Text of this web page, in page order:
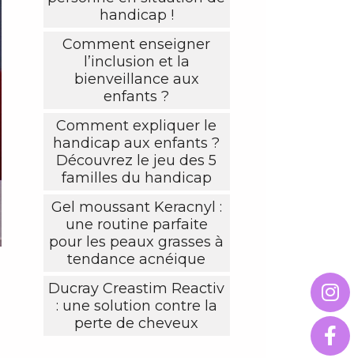
handicap !
Comment enseigner
l’inclusion et la
bienveillance aux
enfants ?
Comment expliquer le
handicap aux enfants ?
Découvrez le jeu des 5
familles du handicap
Gel moussant Keracnyl :
une routine parfaite
pour les peaux grasses à
tendance acnéique
Ducray Creastim Reactiv
: une solution contre la
perte de cheveux